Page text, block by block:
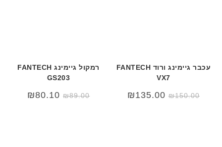
עכבר גיימינג ורוד FANTECH
VX7
₪150.00
₪135.00
רמקול גיימינג FANTECH
GS203
₪89.00
₪80.10